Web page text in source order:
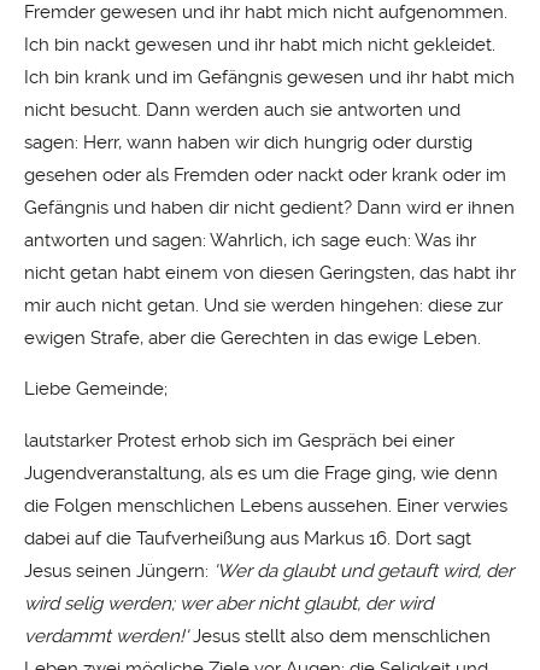
Fremder gewesen und ihr habt mich nicht aufgenommen.
Ich bin nackt gewesen und ihr habt mich nicht gekleidet.
Ich bin krank und im Gefängnis gewesen und ihr habt mich
nicht besucht. Dann werden auch sie antworten und
sagen: Herr, wann haben wir dich hungrig oder durstig
gesehen oder als Fremden oder nackt oder krank oder im
Gefängnis und haben dir nicht gedient? Dann wird er ihnen
antworten und sagen: Wahrlich, ich sage euch: Was ihr
nicht getan habt einem von diesen Geringsten, das habt ihr
mir auch nicht getan. Und sie werden hingehen: diese zur
ewigen Strafe, aber die Gerechten in das ewige Leben.
Liebe Gemeinde;
lautstarker Protest erhob sich im Gespräch bei einer
Jugendveranstaltung, als es um die Frage ging, wie denn
die Folgen menschlichen Lebens aussehen. Einer verwies
dabei auf die Taufverheißung aus Markus 16. Dort sagt
Jesus seinen Jüngern: 'Wer da glaubt und getauft wird, der
wird selig werden; wer aber nicht glaubt, der wird
verdammt werden!'Jesus stellt also dem menschlichen